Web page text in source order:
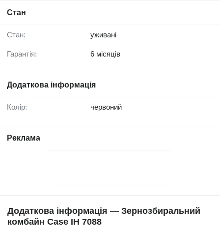
Стан
Стан: уживані
Гарантія: 6 місяців
Додаткова інформація
Колір: червоний
Реклама
Додаткова інформація — Зернозбиральний
комбайн Case IH 7088